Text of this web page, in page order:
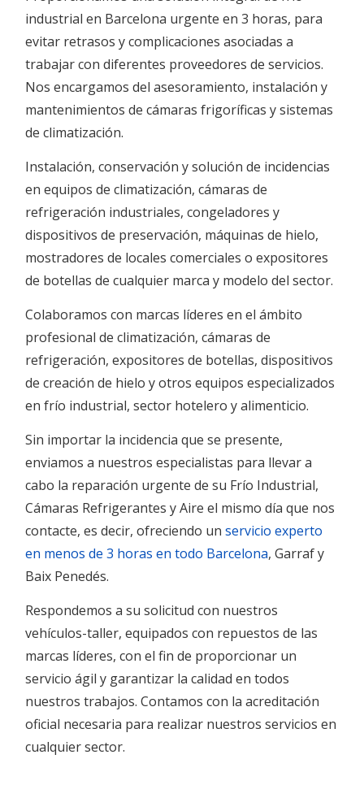
industrial en Barcelona urgente en 3 horas, para
evitar retrasos y complicaciones asociadas a
trabajar con diferentes proveedores de servicios.
Nos encargamos del asesoramiento, instalación y
mantenimientos de cámaras frigoríficas y sistemas
de climatización.
Instalación, conservación y solución de incidencias
en equipos de climatización, cámaras de
refrigeración industriales, congeladores y
dispositivos de preservación, máquinas de hielo,
mostradores de locales comerciales o expositores
de botellas de cualquier marca y modelo del sector.
Colaboramos con marcas líderes en el ámbito
profesional de climatización, cámaras de
refrigeración, expositores de botellas, dispositivos
de creación de hielo y otros equipos especializados
en frío industrial, sector hotelero y alimenticio.
Sin importar la incidencia que se presente,
enviamos a nuestros especialistas para llevar a
cabo la reparación urgente de su Frío Industrial,
Cámaras Refrigerantes y Aire el mismo día que nos
contacte, es decir, ofreciendo un servicio experto
en menos de 3 horas en todo Barcelona, Garraf y
Baix Penedés.
Respondemos a su solicitud con nuestros
vehículos-taller, equipados con repuestos de las
marcas líderes, con el fin de proporcionar un
servicio ágil y garantizar la calidad en todos
nuestros trabajos. Contamos con la acreditación
oficial necesaria para realizar nuestros servicios en
cualquier sector.